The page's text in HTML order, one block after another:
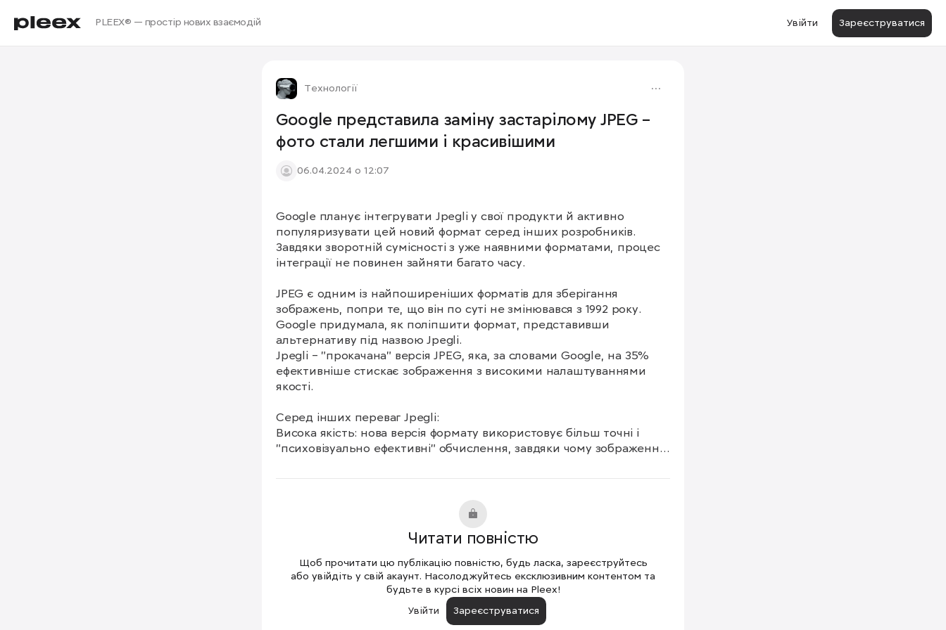
PLEEX® — простір нових взаємодій Увійти Зареєструватися
Технології
Google представила заміну застарілому JPEG –
фото стали легшими і красивішими
06.04.2024 о 12:07
Google планує інтегрувати Jpegli у свої продукти й активно
популяризувати цей новий формат серед інших розробників.
Завдяки зворотній сумісності з уже наявними форматами, процес
інтеграції не повинен зайняти багато часу.
JPEG є одним із найпоширеніших форматів для зберігання
зображень, попри те, що він по суті не змінювався з 1992 року.
Google придумала, як поліпшити формат, представивши
альтернативу під назвою Jpegli.
Jpegli – "прокачана" версія JPEG, яка, за словами Google, на 35%
ефективніше стискає зображення з високими налаштуваннями
якості.
Серед інших переваг Jpegli:
Висока якість: нова версія формату використовує більш точні і
"психовізуально ефективні" обчислення, завдяки чому зображення
MozJPEG. Завдяки цьому веб-розробники можуть легко вбудувати
кодування або використанням пам'яті.
Глибина кольору: бібліотека може кодувати зображення з
виділенням 10 і більше бітів. Традиційні рішення для кодування
JPEG пропонують тільки 8-бітну динаміку на компонент, що
призводить до артефактів на плавних градієнтах.
Читати повністю
Щоб прочитати цю публікацію повністю, будь ласка, зареєструйтесь
або увійдіть у свій акаунт. Насолоджуйтесь ексклюзивним контентом та
будьте в курсі всіх новин на Pleex!
Увійти
Зареєструватися